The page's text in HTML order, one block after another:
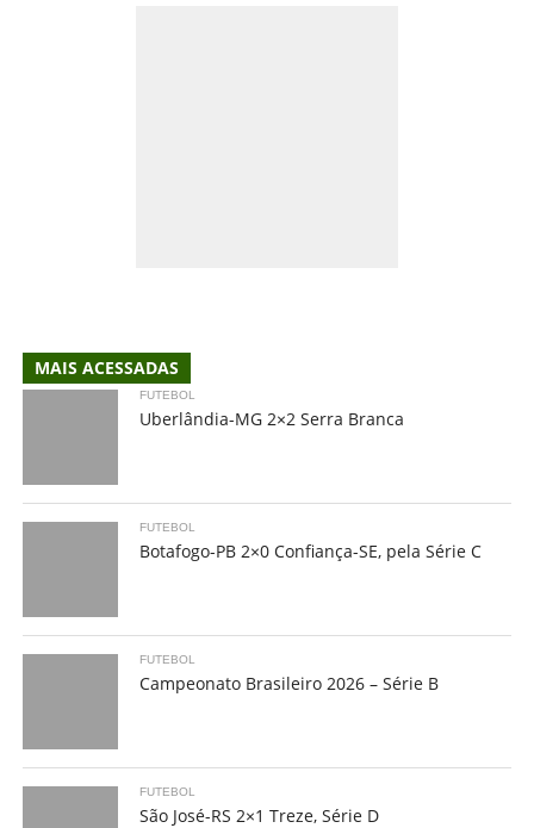
MAIS ACESSADAS
FUTEBOL
Uberlândia-MG 2×2 Serra Branca
FUTEBOL
Botafogo-PB 2×0 Confiança-SE, pela Série C
FUTEBOL
Campeonato Brasileiro 2026 – Série B
FUTEBOL
São José-RS 2×1 Treze, Série D